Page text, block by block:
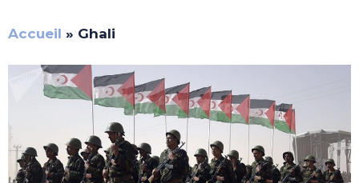
Accueil » Ghali